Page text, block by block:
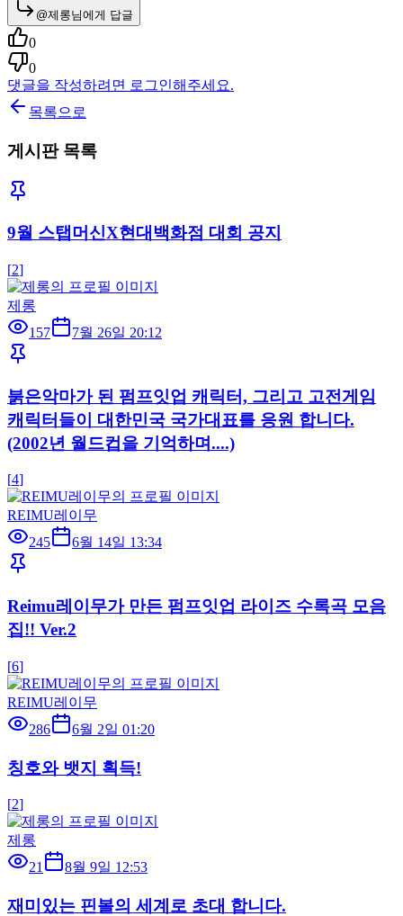
@제롱님에게 답글
0
0
댓글을 작성하려면 로그인해주세요.
목록으로
게시판 목록
9월 스탭머신X현대백화점 대회 공지
[2]
제롱
157
7월 26일 20:12
붉은악마가 된 펌프잇업 캐릭터, 그리고 고전게임
캐릭터들이 대한민국 국가대표를 응원 합니다.
(2002년 월드컵을 기억하며....)
[4]
REIMU레이무
245
6월 14일 13:34
Reimu레이무가 만든 펌프잇업 라이즈 수록곡 모음
집!! Ver.2
[6]
REIMU레이무
286
6월 2일 01:20
칭호와 뱃지 획득!
[2]
제롱
21
8월 9일 12:53
재미있는 핀볼의 세계로 초대 합니다.